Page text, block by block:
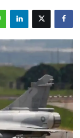
اقتصاد
علوم وتكنولوجيا
رياضة
فيديو
حياة